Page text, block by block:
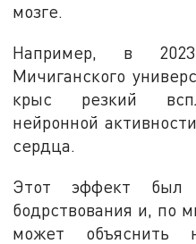
мозге.
Например, в
Мичиганского
крыс резкий
нейронной
сердца.
Этот эффект был
бодрствования и, по
может объяснить